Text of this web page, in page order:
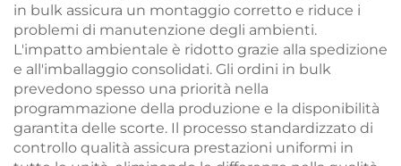
in bulk assicura un montaggio corretto e riduce i
problemi di manutenzione degli ambienti.
L'impatto ambientale è ridotto grazie alla spedizione
e all'imballaggio consolidati. Gli ordini in bulk
prevedono spesso una priorità nella
programmazione della produzione e la disponibilità
garantita delle scorte. Il processo standardizzato di
controllo qualità assicura prestazioni uniformi in